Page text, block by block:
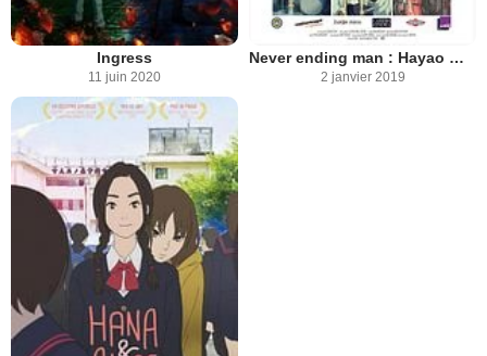
Ingress
11 juin 2020
Never ending man : Hayao Miyazaki
2 janvier 2019